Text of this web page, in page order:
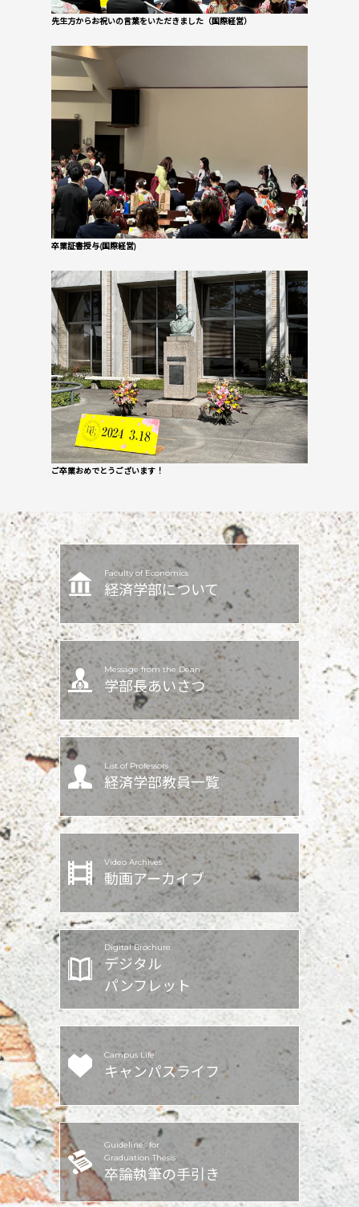
先生方からお祝いの言葉をいただきました（国際経営）
卒業証書授与(国際経営)
ご卒業おめでとうございます！
Faculty of Economics
経済学部について
Message from the Dean
学部長あいさつ
List of Professors
経済学部教員一覧
Video Archives
動画アーカイブ
Digital Brochure
デジタル
パンフレット
Campus Life
キャンパスライフ
Guidelines for
Graduation Thesis
卒論執筆の手引き